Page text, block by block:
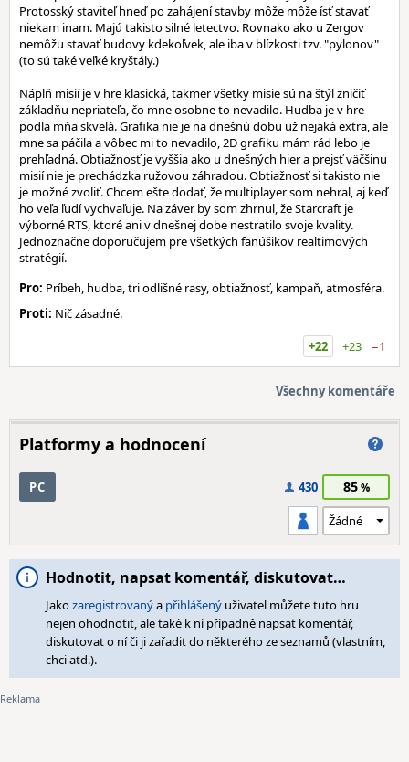
Protosský staviteľ hneď po zahájení stavby môže môže ísť stavať
niekam inam. Majú takisto silné letectvo. Rovnako ako u Zergov
nemôžu stavať budovy kdekoľvek, ale iba v blízkosti tzv. "pylonov"
(to sú také veľké kryštály.)
Náplň misií je v hre klasická, takmer všetky misie sú na štýl zničiť
základňu nepriateľa, čo mne osobne to nevadilo. Hudba je v hre
podla mňa skvelá. Grafika nie je na dnešnú dobu už nejaká extra, ale
mne sa páčila a vôbec mi to nevadilo, 2D grafiku mám rád lebo je
prehľadná. Obtiažnosť je vyššia ako u dnešných hier a prejsť väčšinu
misií nie je prechádzka ružovou záhradou. Obtiažnosť si takisto nie
je možné zvoliť. Chcem ešte dodať, že multiplayer som nehral, aj keď
ho veľa ľudí vychvaľuje. Na záver by som zhrnul, že Starcraft je
výborné RTS, ktoré ani v dnešnej dobe nestratilo svoje kvality.
Jednoznačne doporučujem pre všetkých fanúšikov realtimových
stratégií.
Pro: Príbeh, hudba, tri odlišné rasy, obtiažnosť, kampaň, atmosféra.
Proti: Nič zásadné.
+22
+23 −1
Všechny komentáře
Platformy a hodnocení
PC 430 85
Hodnotit, napsat komentář, diskutovat…
Jakozaregistrovanýa přihlášený uživatel můžete tuto hru
nejen ohodnotit, ale také k ní případně napsat komentář,
diskutovat o ní či ji zařadit do některého ze seznamů (vlastním,
chci atd.).